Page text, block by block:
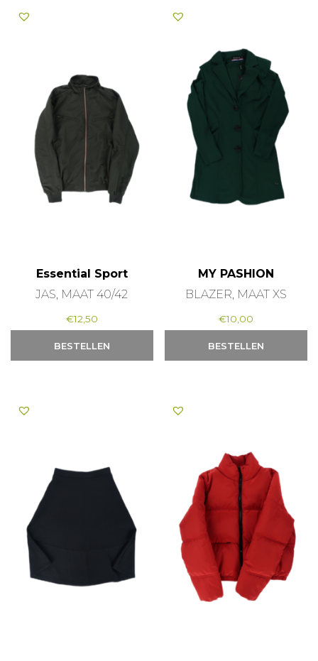
Essential Sport
JAS, MAAT 40/42
€12,50
BESTELLEN
MY PASHION
BLAZER, MAAT XS
€10,00
BESTELLEN